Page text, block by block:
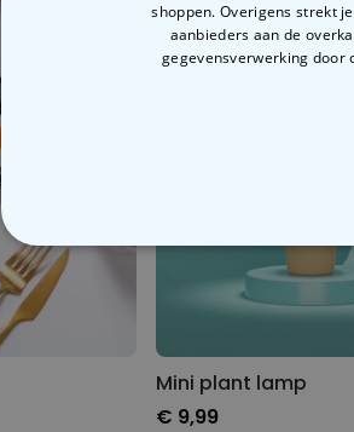
Mini plant lamp
€ 9,99
shoppen. Overigens strekt
aanbieders aan de
gegevensverwerking door